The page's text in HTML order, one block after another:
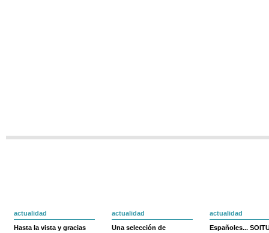
actualidad
Hasta la vista y gracias
actualidad
Una selección de
actualidad
Españoles...